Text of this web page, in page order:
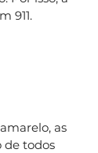
911.
as
de todos